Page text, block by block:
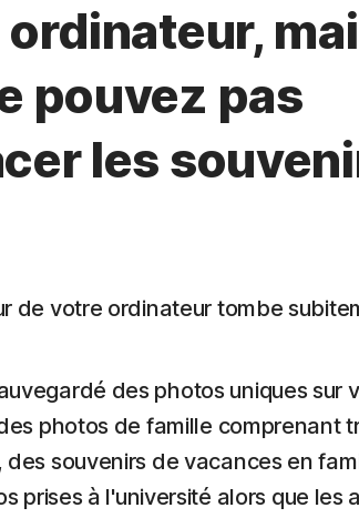
pouvez pas
les
de votre ordinateur tombe
des photos uniques sur
photos de famille comprenant
des souvenirs de vacances en
prises à l'université alors que les